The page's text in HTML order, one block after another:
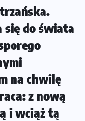
się do świata
na chwilę
z nową
i wciąż tą